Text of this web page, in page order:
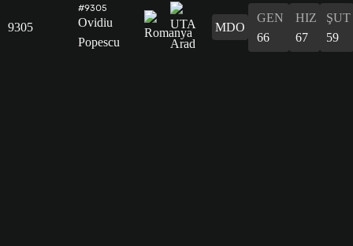
9305
#9305
Ovidiu
Popescu
MDO
GEN
66
HIZ
67
ŞUT
59